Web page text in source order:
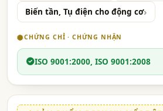
Biến tần, Tụ điện cho động cơ
CHỨNG CHỈ · CHỨNG NHẬN
ISO 9001:2000, ISO 9001:2008